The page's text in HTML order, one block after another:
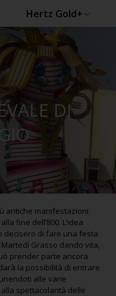
Hertz Gold+
DI
antiche manifestazioni
fine dell’800. L’idea
decisero di fare una festa
Grasso dando vita,
prender parte ancora
la possibilità di entrare
alle varie
spettacolarità delle